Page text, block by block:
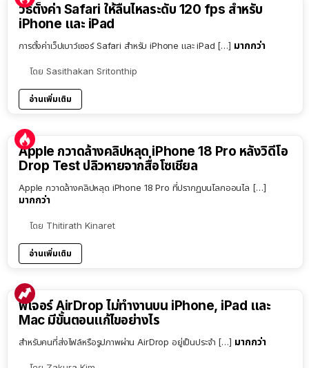
วิธีตั้งค่า Safari ให้ลื่นไหลระดับ 120 fps สำหรับ
iPhone และ iPad
การตั้งค่าเว็ปเบาว์เซอร์ Safari สำหรับ iPhone และ iPad […] มากกว่า
โดย Sasithakan Sritonthip
อ่านเพิ่มเติม
Apple กวาดล้างคลิปหลุด iPhone 18 Pro หลังวิดีโอ
Drop Test ปลิวหายจากสื่อโซเชียล
Apple กวาดล้างคลิปหลุด iPhone 18 Pro ที่ปรากฏบนโลกออนไล […]
มากกว่า
โดย Thitirath Kinaret
อ่านเพิ่มเติม
ฟีเจอร์ AirDrop ไม่ทำงานบน iPhone, iPad และ
Mac มีขั้นตอนแก้ไขอย่างไร
สำหรับคนที่ส่งไฟล์หรือรูปภาพผ่าน AirDrop อยู่เป็นประจำ […] มากกว่า